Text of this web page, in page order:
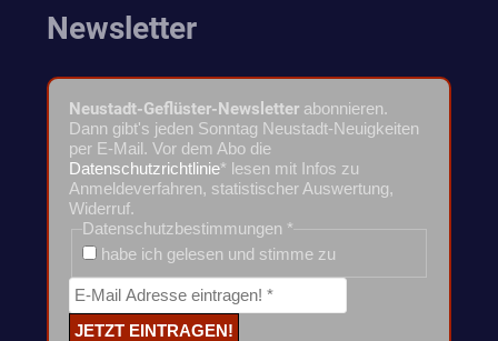
Newsletter
Neustadt-Geflüster-Newsletter abonnieren.
Dann gibt's jeden Sonntag Neustadt-Neuigkeiten
per E-Mail. Vor dem Abo die
Datenschutzrichtlinie* lesen mit Infos zu
Anmeldeverfahren, statistischer Auswertung,
Widerruf.
Datenschutzbestimmungen *
habe ich gelesen und stimme zu